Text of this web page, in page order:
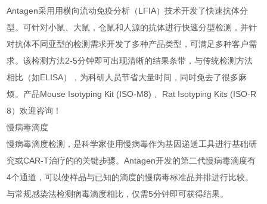
Antagen采用用横向流动免疫分析（LFIA）技术开发了快速抗体分
型。可针对小鼠、大鼠，仓鼠和人源的抗体进行快速分型检测，并针
对抗体不同亚型的检测需求开发了多种产品类型，可满足多种客户需
求。该检测方法2-5分钟即可出现清晰的结果条带，与传统检测方法
相比（如ELISA），为科研人员节省大量时间，同时免去了很多麻
烦。产品Mouse Isotyping Kit (ISO-M8) 、Rat Isotyping Kits (ISO-R
8）欢迎咨询！
慢病毒滴度
慢病毒滴度检测，是科学家使用慢病毒作为基因递送工具进行基础研
究或CAR-T治疗的的关键步骤。Antagen开发的第二代慢病毒滴度有
4个通道，可以使样品与已知的滴度的慢病毒标准品并排进行比较。
与常规感染法检测病毒滴度相比，仅需5分钟即可获得结果。